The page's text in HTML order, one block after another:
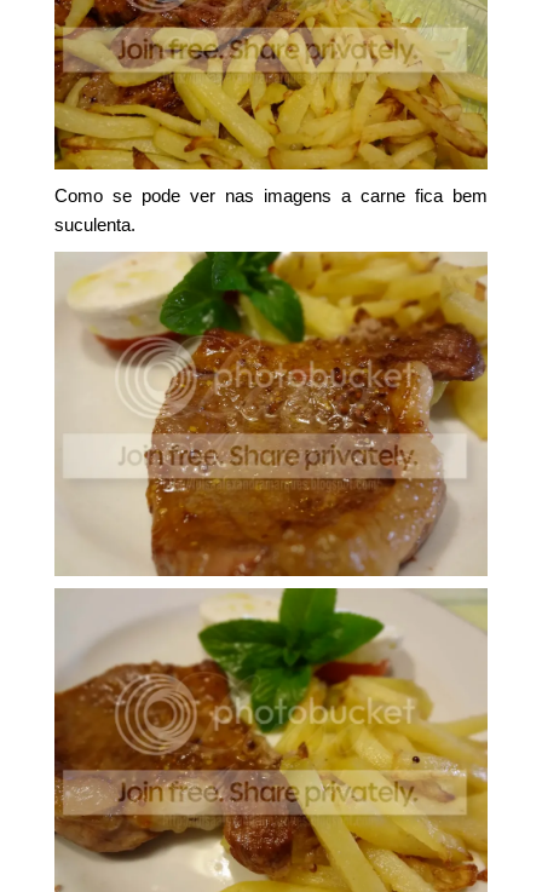
Como se pode ver nas imagens a carne fica bem
suculenta.